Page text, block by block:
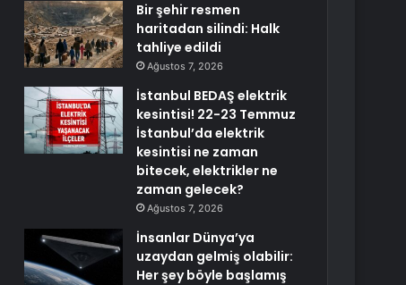
Bir şehir resmen
haritadan silindi: Halk
tahliye edildi
Ağustos 7, 2026
İstanbul BEDAŞ elektrik
kesintisi! 22-23 Temmuz
İstanbul’da elektrik
kesintisi ne zaman
bitecek, elektrikler ne
zaman gelecek?
Ağustos 7, 2026
İnsanlar Dünya’ya
uzaydan gelmiş olabilir:
Her şey böyle başlamış